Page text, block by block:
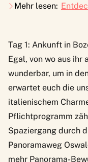
Mehr lesen:
Tag 1: Ankunft in
Egal, von wo aus ihr
wunderbar, um in
erwartet euch die
italienischem
Pflichtprogramm
Spaziergang durch
Panoramaweg
mehr Panorama-